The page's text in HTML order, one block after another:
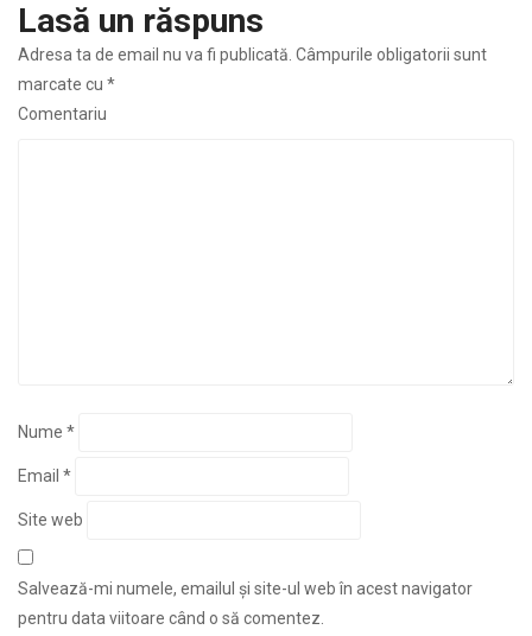
Lasă un răspuns
Adresa ta de email nu va fi publicată. Câmpurile obligatorii sunt
marcate cu *
Comentariu
Nume *
Email *
Site web
Salvează-mi numele, emailul și site-ul web în acest navigator
pentru data viitoare când o să comentez.